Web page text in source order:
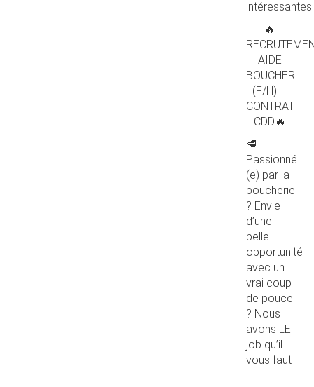
intéressantes.
🔥
AIDE
BOUCHER
(F/H) –
CONTRAT
CDD🔥
🥩
Passionné
(e) par la
boucherie
? Envie
d’une
belle
opportunité
avec un
vrai coup
de pouce
? Nous
avons LE
job qu’il
vous faut
!